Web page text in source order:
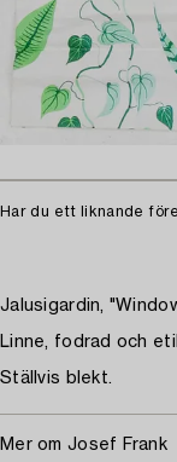
Har du ett liknande
Jalusigardin,
Linne, fodrad och
Ställvis blekt.
Mer om Josef Frank